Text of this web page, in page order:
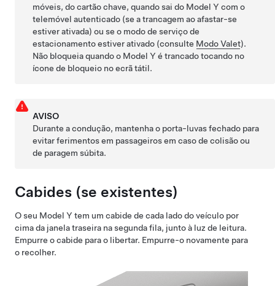
móveis, do cartão chave, quando sai do Model Y com o
telemóvel autenticado (se a trancagem ao afastar-se
estiver ativada) ou se o modo de serviço de
estacionamento estiver ativado (consulte Modo Valet).
Não bloqueia quando o Model Y é trancado tocando no
ícone de bloqueio no ecrã tátil.
AVISO
Durante a condução, mantenha o porta-luvas fechado para
evitar ferimentos em passageiros em caso de colisão ou
de paragem súbita.
Cabides (se existentes)
O seu Model Y tem um cabide de cada lado do veículo por
cima da janela traseira na segunda fila, junto à luz de leitura.
Empurre o cabide para o libertar. Empurre-o novamente para
o recolher.